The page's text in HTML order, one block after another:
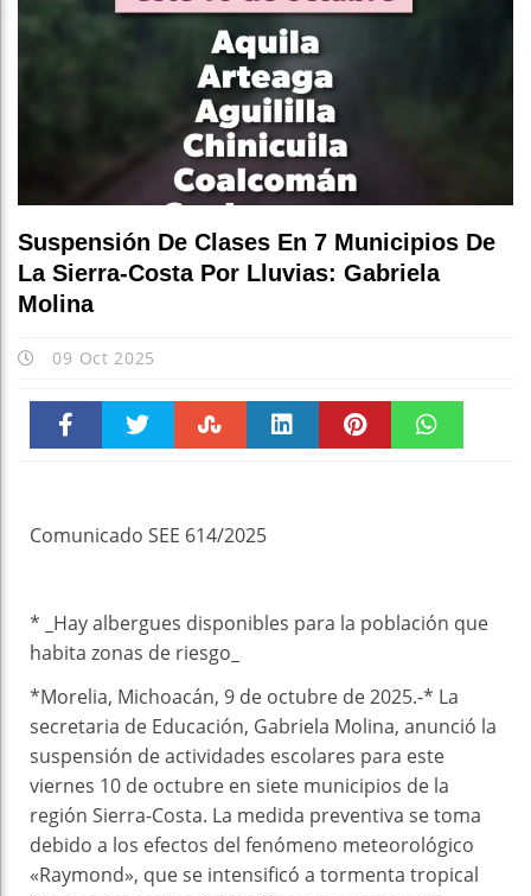
Suspensión De Clases En 7 Municipios De
La Sierra-Costa Por Lluvias: Gabriela
Molina
09 Oct 2025
Comunicado SEE 614/2025
* _Hay albergues disponibles para la población que
habita zonas de riesgo_
*Morelia, Michoacán, 9 de octubre de 2025.-* La
secretaria de Educación, Gabriela Molina, anunció la
suspensión de actividades escolares para este
viernes 10 de octubre en siete municipios de la
región Sierra-Costa. La medida preventiva se toma
debido a los efectos del fenómeno meteorológico
«Raymond», que se intensificó a tormenta tropical